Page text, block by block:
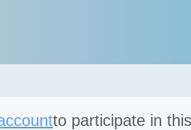
to participate in